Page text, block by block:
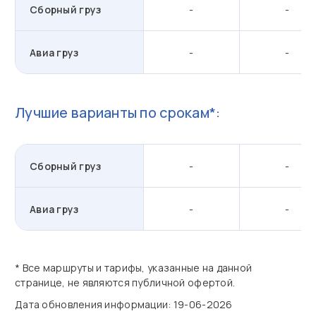
Сборный груз - -
Авиа груз - -
Лучшие варианты по срокам*:
Сборный груз - -
Авиа груз - -
* Все маршруты и тарифы, указанные на данной
странице, не являются публичной офертой.
Дата обновления информации: 19-06-2026